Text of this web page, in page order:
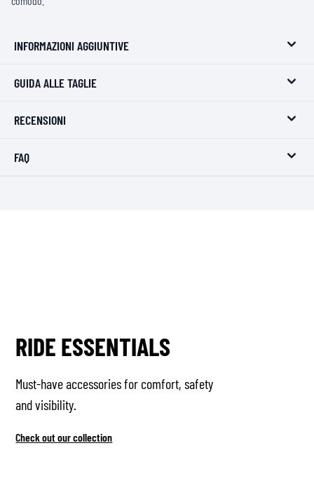
INFORMAZIONI AGGIUNTIVE
GUIDA ALLE TAGLIE
RECENSIONI
FAQ
RIDE ESSENTIALS
Must-have accessories for comfort, safety
and visibility.
Check out our collection